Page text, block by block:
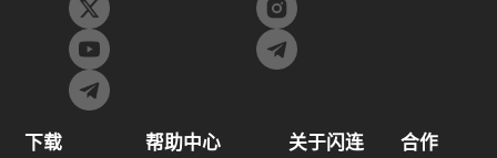
下载 帮助中心 关于闪连 合作